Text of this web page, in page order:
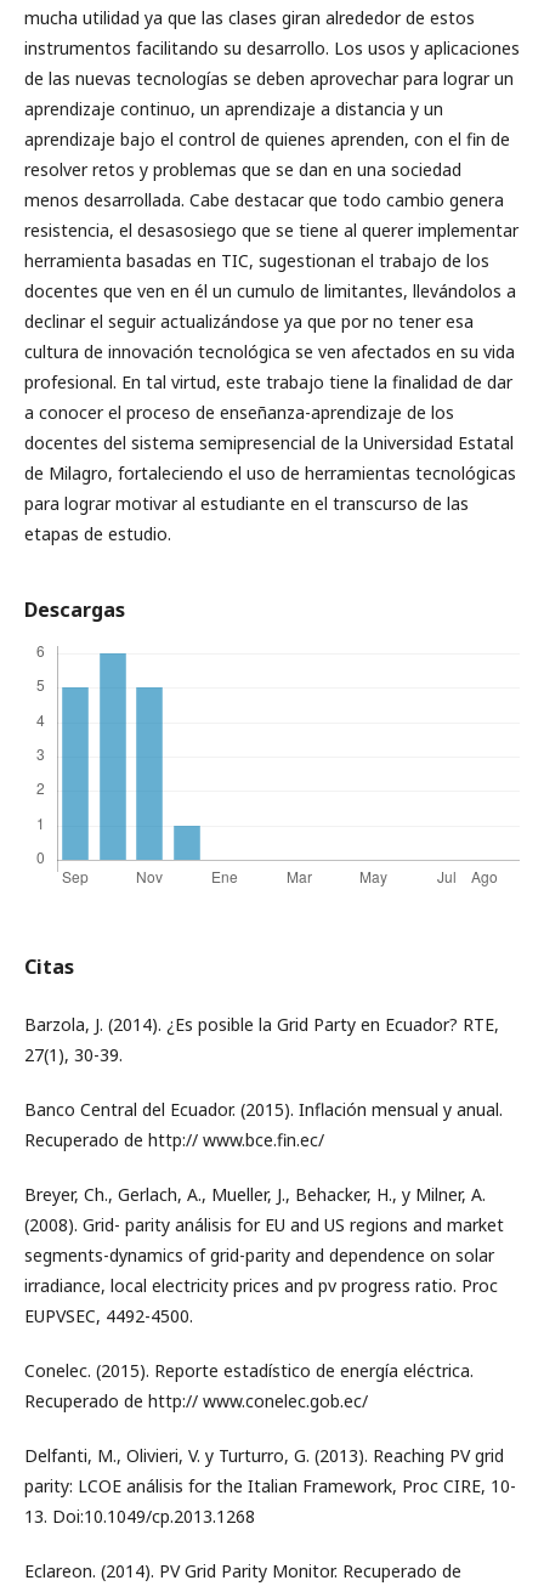
mucha utilidad ya que las clases giran alrededor de estos
instrumentos facilitando su desarrollo. Los usos y aplicaciones
de las nuevas tecnologías se deben aprovechar para lograr un
aprendizaje continuo, un aprendizaje a distancia y un
aprendizaje bajo el control de quienes aprenden, con el fin de
resolver retos y problemas que se dan en una sociedad
menos desarrollada. Cabe destacar que todo cambio genera
resistencia, el desasosiego que se tiene al querer implementar
herramienta basadas en TIC, sugestionan el trabajo de los
docentes que ven en él un cumulo de limitantes, llevándolos a
declinar el seguir actualizándose ya que por no tener esa
cultura de innovación tecnológica se ven afectados en su vida
profesional. En tal virtud, este trabajo tiene la finalidad de dar
a conocer el proceso de enseñanza-aprendizaje de los
docentes del sistema semipresencial de la Universidad Estatal
de Milagro, fortaleciendo el uso de herramientas tecnológicas
para lograr motivar al estudiante en el transcurso de las
etapas de estudio.
Descargas
Citas
Barzola, J. (2014). ¿Es posible la Grid Party en Ecuador? RTE,
27(1), 30-39.
Banco Central del Ecuador. (2015). Inflación mensual y anual.
Recuperado de http:// www.bce.fin.ec/
Breyer, Ch., Gerlach, A., Mueller, J., Behacker, H., y Milner, A.
(2008). Grid- parity análisis for EU and US regions and market
segments-dynamics of grid-parity and dependence on solar
irradiance, local electricity prices and pv progress ratio. Proc
EUPVSEC, 4492-4500.
Conelec. (2015). Reporte estadístico de energía eléctrica.
Recuperado de http:// www.conelec.gob.ec/
Delfanti, M., Olivieri, V. y Turturro, G. (2013). Reaching PV grid
parity: LCOE análisis for the Italian Framework, Proc CIRE, 10-
13. Doi:10.1049/cp.2013.1268
Eclareon. (2014). PV Grid Parity Monitor. Recuperado de